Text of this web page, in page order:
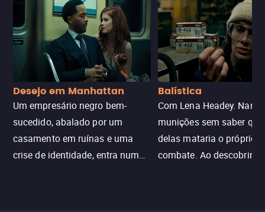
Desejo em Manhattan
Um empresário negro bem-
sucedido, abalado por um
casamento em ruínas e uma
crise de identidade, entra num
Balística
Com Lena Headey.
munições sem saber
delas mataria o próprio
combate. Ao descobrir a